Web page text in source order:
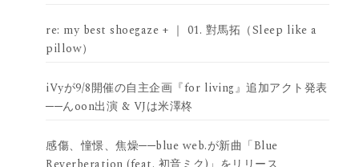
re: my best shoegaze + ｜ 01. 對馬拓（Sleep like a
pillow）
iVyが9/8開催の自主企画『for living』追加アクト発表
──んoon出演 & VJは米澤柊
感傷、憧憬、焦燥──blue web.が新曲「Blue